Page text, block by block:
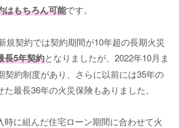
はもちろん可能です。
規契約では契約期間が10年超の長期火災
長5年契約となりましたが、2022年10月ま
契約制度があり、さらに以前には35年の
最長36年の火災保険もありました。
時に組んだ住宅ローン期間に合わせて火